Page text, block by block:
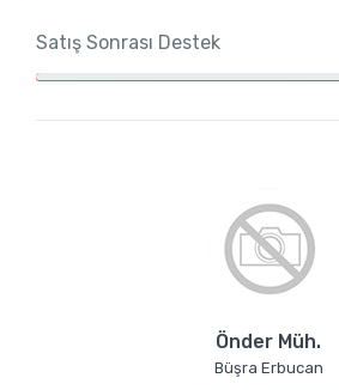
Satış Sonrası Destek
Önder Müh.
Büşra Erbucan